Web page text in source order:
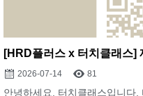
[HRD플러스 x 터치클래스]
2026-07-14 81
안녕하세요. 터치클래스입니다.